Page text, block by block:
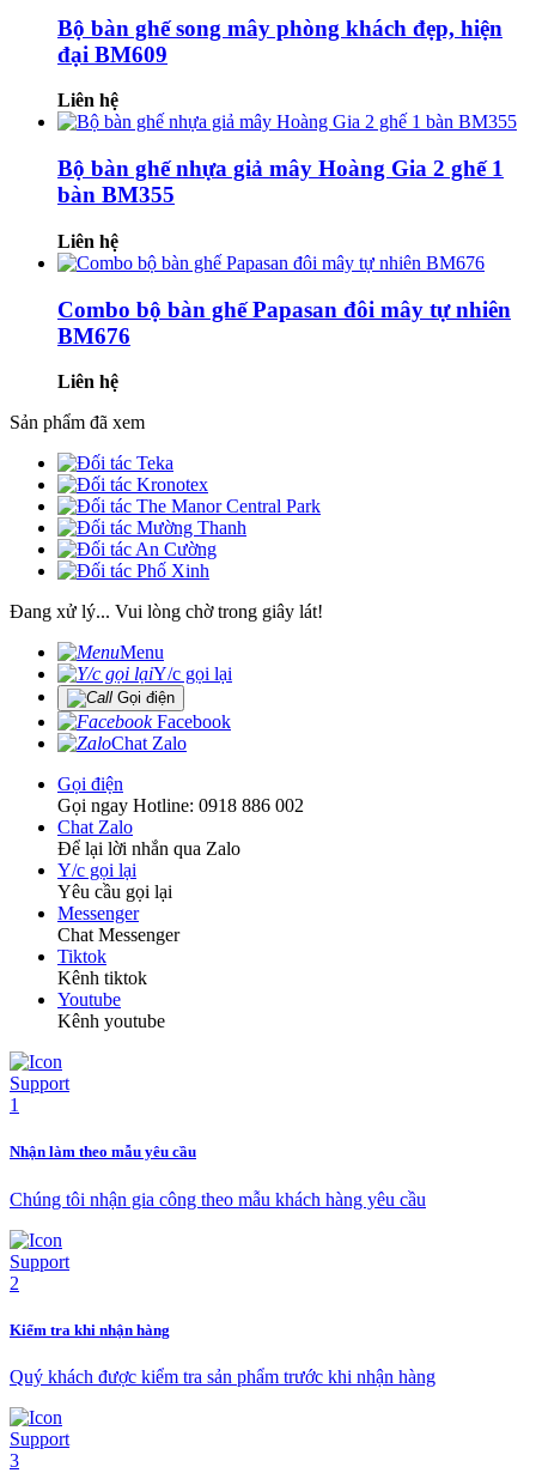
Bộ bàn ghế song mây phòng khách đẹp, hiện
đại BM609
Liên hệ
Bộ bàn ghế nhựa giả mây Hoàng Gia 2 ghế 1
bàn BM355
Liên hệ
Combo bộ bàn ghế Papasan đôi mây tự nhiên
BM676
Liên hệ
Sản phẩm đã xem
Đang xử lý... Vui lòng chờ trong giây lát!
Menu
Y/c gọi lại
Gọi điện
Facebook
Chat Zalo
Gọi điện
Gọi ngay Hotline: 0918 886 002
Chat Zalo
Để lại lời nhắn qua Zalo
Y/c gọi lại
Yêu cầu gọi lại
Messenger
Chat Messenger
Tiktok
Kênh tiktok
Youtube
Kênh youtube
Nhận làm theo mẫu yêu cầu
Chúng tôi nhận gia công theo mẫu khách hàng yêu cầu
Kiểm tra khi nhận hàng
Quý khách được kiểm tra sản phẩm trước khi nhận hàng